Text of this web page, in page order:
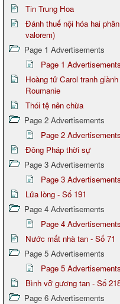
Tin Trung Hoa
Đánh thuế nội hóa hai
valorem)
Page 1 Advertisements
Page 1
Hoàng tử Carol tranh
Roumanie
Thói tệ nên chừa
Page 2 Advertisements
Page 2
Đông Pháp thời sự
Page 3 Advertisements
Page 3
Lửa lòng - Số 191
Page 4 Advertisements
Page 4
Nước mất nhà tan - Số 71
Page 5 Advertisements
Page 5
Bình vỡ gương tan - Số
Page 6 Advertisements